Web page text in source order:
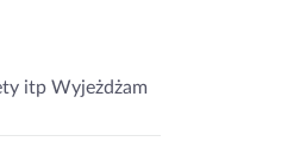
itp Wyjeżdżam